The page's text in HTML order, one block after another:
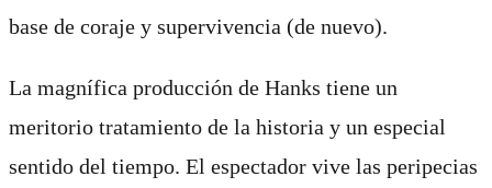
base de coraje y supervivencia (de nuevo).
La magnífica producción de Hanks tiene un
meritorio tratamiento de la historia y un especial
sentido del tiempo. El espectador vive las peripecias